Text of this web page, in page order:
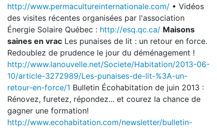
http://www.permacultureinternationale.com/ • Vidéos
des visites récentes organisées par l'association
Énergie Solaire Québec : http://esq.qc.ca/ Maisons
saines en vrac Les punaises de lit : un retour en force.
Redoublez de prudence le jour du déménagement !
http://www.lanouvelle.net/Societe/Habitation/2013-06-
10/article-3272989/Les-punaises-de-lit-%3A-un-
retour-en-force/1 Bulletin Écohabitation de juin 2013 :
Rénovez, furetez, répondez... et courez la chance de
gagner une formation!
http://www.ecohabitation.com/newsletter/bulletin-